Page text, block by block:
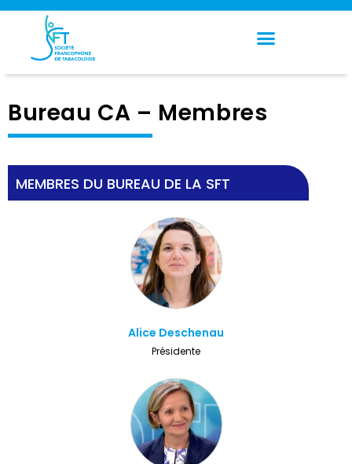
Panneau de gestion des cookies
Bureau CA – Membres
MEMBRES DU BUREAU DE LA SFT
Alice Deschenau
Présidente